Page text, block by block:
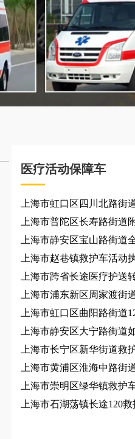
医疗活动保障车
上海市虹口区四川北路街
务、出行资源预约
上海市普陀区长寿路街道
监护型短途跨省转运车租
上海市静安区宝山路街道
服务
上海市赵巷镇救护车活动
上海市跨省长途医疗护送
途跨省专送
上海市浦东新区周家渡街
话
上海市虹口区曲阳路街道
上海市静安区大宁路街道
机构？出租救护车
上海市长宁区新华街道救
护车出租
上海市黄浦区淮海中路街
乡
上海市崇明区绿华镇救护
送
上海市石湖荡镇长途120